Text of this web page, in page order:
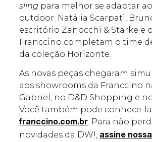
sling para melhor se adaptar
outdoor. Natália Scarpati,
escritório Zanocchi & Starke e
Franccino completam o time
da coleção Horizonte.
As novas peças chegaram
aos showrooms da Franccino
Gabriel, no D&D Shopping e
Você também pode conhece-
franccino.com.br. Para não
novidades da DW!, assine